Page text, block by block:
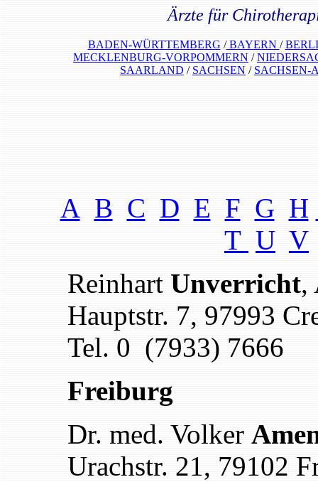
Ärzte für
BADEN-WÜRTTEMBERG /BAYERN /
MECKLENBURG-VORPOMMERN /
SAARLAND / SACHSEN / SACHSEN-
A B C D E F G H
T U V
Reinhart Unverricht,
Hauptstr. 7, 97993
Tel. 0 (7933) 7666
Freiburg
Dr. med. Volker
Urachstr. 21, 79102